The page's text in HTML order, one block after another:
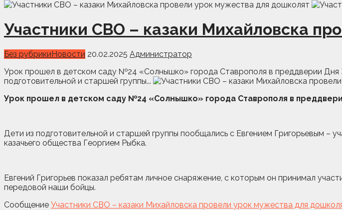
Участники СВО – казаки Михайловска
Без рубрикиНовости 20.02.2025 Администратор
Урок прошел в детском саду №24 «Солнышко» города Ставрополя в преддверии Дня
подготовительной и старшей группы...
Урок прошел в детском саду №24 «Солнышко» города Ставрополя в
Дети из подготовительной и старшей группы пообщались с Евгением Григорьевым –
казачьего общества Георгием Рыбка.
Евгений Григорьев показал ребятам личное снаряжение, с которым он принимал
передовой наши бойцы.
Сообщение Участники СВО – казаки Михайловска провели урок мужества для